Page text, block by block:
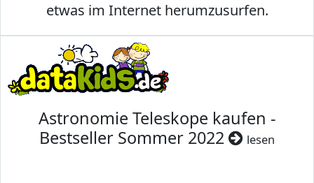
etwas im Internet herumzusurfen.
Astronomie Teleskope kaufen -
Bestseller Sommer 2022
lesen